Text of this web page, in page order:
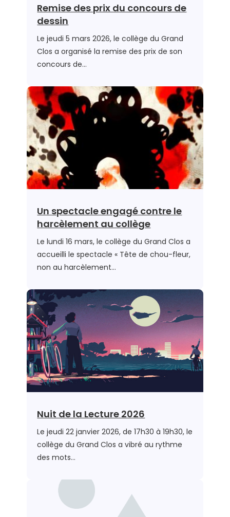
Remise des prix du concours de
dessin
Le jeudi 5 mars 2026, le collège du Grand
Clos a organisé la remise des prix de son
concours de…
Un spectacle engagé contre le
harcèlement au collège
Le lundi 16 mars, le collège du Grand Clos a
accueilli le spectacle « Tête de chou-fleur,
non au harcèlement…
Nuit de la Lecture 2026
Le jeudi 22 janvier 2026, de 17h30 à 19h30, le
collège du Grand Clos a vibré au rythme
des mots…